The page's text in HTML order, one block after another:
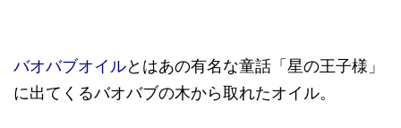
バオバブオイルとはあの有名な童話「星の王子様」
に出てくるバオバブの木から取れたオイル。